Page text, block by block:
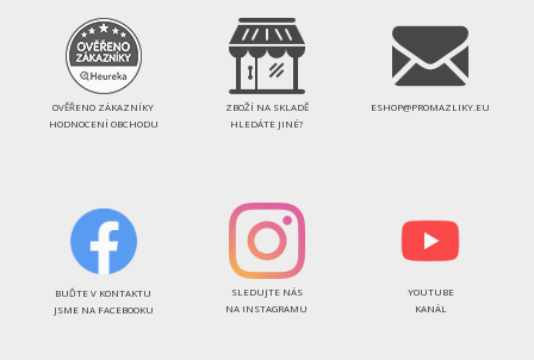
OVĚŘENO ZÁKAZNÍKY
HODNOCENÍ OBCHODU
ZBOŽÍ NA SKLADĚ
HLEDÁTE JINÉ?
ESHOP@PROMAZLIKY.EU
BUĎTE V KONTAKTU
JSME NA FACEBOOKU
SLEDUJTE NÁS
NA INSTAGRAMU
YOUTUBE
KANÁL